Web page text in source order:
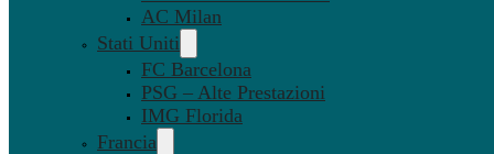
AC Milan
Stati Uniti
FC Barcelona
PSG – Alte Prestazioni
IMG Florida
Francia